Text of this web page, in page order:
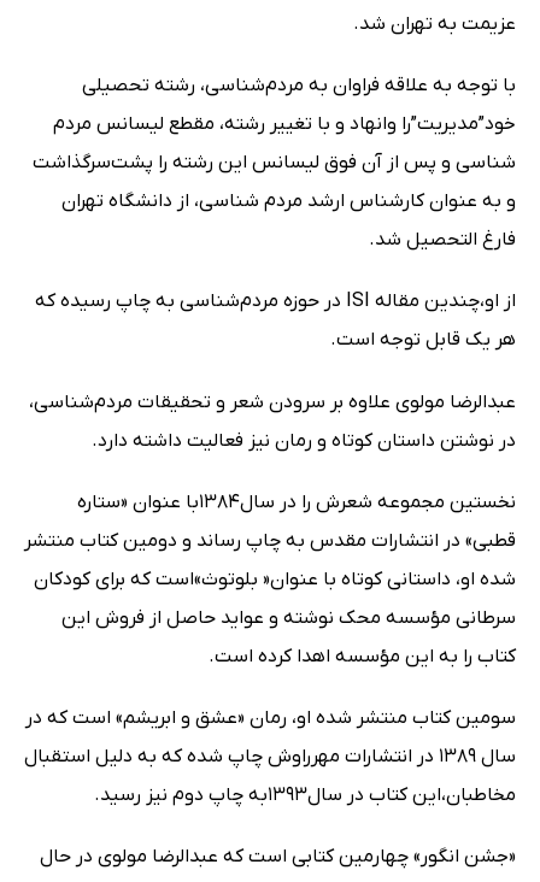
عزیمت به تهران شد.
با توجه به علاقه فراوان به مردم‌شناسی، رشته تحصیلی
خود”مدیریت”را وانهاد و با تغییر رشته، مقطع لیسانس مردم
شناسی و پس از آن فوق لیسانس این رشته را پشت‌سرگذاشت
و به عنوان کارشناس ارشد مردم شناسی، از دانشگاه تهران
فارغ التحصیل شد.
از او،چندین مقاله ISI در حوزه مردم‌شناسی به چاپ رسیده که
هر یک قابل توجه است.
عبدالرضا مولوی علاوه بر سرودن شعر و تحقیقات مردم‌شناسی،
در نوشتن داستان‌ کوتاه و رمان نیز فعالیت داشته دارد.
نخستین مجموعه شعرش را در سال۱۳۸۴با عنوان «ستاره
قطبی» در انتشارات مقدس به چاپ رساند و دومین کتاب منتشر
شده او، داستانی کوتاه با عنوان« بلوتوث»است که برای کودکان
سرطانی مؤسسه محک نوشته و عواید حاصل از فروش این
کتاب را به این مؤسسه اهدا کرده است.
سومین کتاب منتشر شده او، رمان «عشق و ابریشم» است که در
سال ۱۳۸۹ در انتشارات مهرراوش چاپ شده که به دلیل استقبال
مخاطبان،این کتاب در سال۱۳۹۳به چاپ دوم نیز رسید.
«جشن انگور» چهارمین کتابی است که عبدالرضا مولوی در حال